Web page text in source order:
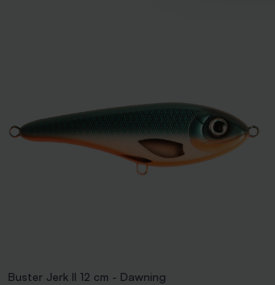
Buster Jerk II 12 cm - Dawning